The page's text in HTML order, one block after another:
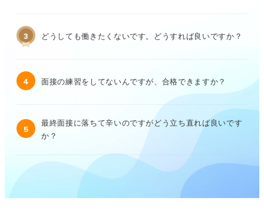
3 どうしても働きたくないです。どうすれば良いですか？
4 面接の練習をしてないんですが、合格できますか？
5
最終面接に落ちて辛いのですがどう立ち直れば良いです
か？